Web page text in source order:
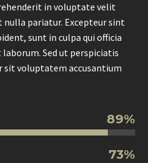
in voluptate velit
nulla pariatur. Excepteur sint
sunt in culpa qui officia
Sed ut perspiciatis
sit voluptatem accusantium
89%
73%